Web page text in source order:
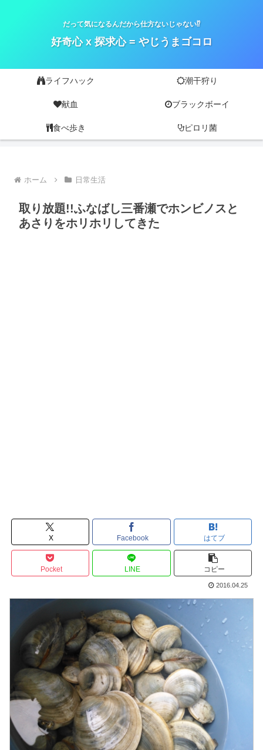
だって気になるんだから仕方ないじゃない⁉
好奇心 x 探求心 = やじうまゴコロ
ライフハック 潮干狩り
献血 ブラックボーイ
食べ歩き ピロリ菌
ホーム 日常生活
取り放題!!ふなばし三番瀬でホンビノスと
あさりをホリホリしてきた
X Facebook はてブ
Pocket LINE コピー
2016.04.25